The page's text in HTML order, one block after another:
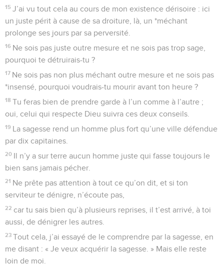
15 J’ai vu tout cela au cours de mon existence dérisoire : ici
un juste périt à cause de sa droiture, là, un *méchant
prolonge ses jours par sa perversité.
16 Ne sois pas juste outre mesure et ne sois pas trop sage,
pourquoi te détruirais-tu ?
17 Ne sois pas non plus méchant outre mesure et ne sois pas
*insensé, pourquoi voudrais-tu mourir avant ton heure ?
18 Tu feras bien de prendre garde à l’un comme à l’autre ;
oui, celui qui respecte Dieu suivra ces deux conseils.
19 La sagesse rend un homme plus fort qu’une ville défendue
par dix capitaines.
20 Il n’y a sur terre aucun homme juste qui fasse toujours le
bien sans jamais pécher.
21 Ne prête pas attention à tout ce qu’on dit, et si ton
serviteur te dénigre, n’écoute pas,
22 car tu sais bien qu’à plusieurs reprises, il t’est arrivé, à toi
aussi, de dénigrer les autres.
23 Tout cela, j’ai essayé de le comprendre par la sagesse, en
me disant : « Je veux acquérir la sagesse. » Mais elle reste
loin de moi.